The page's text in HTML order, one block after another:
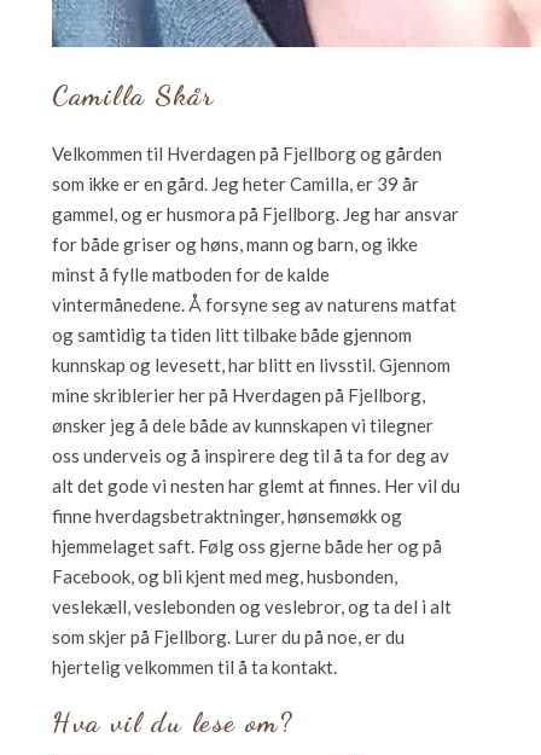
Camilla Skår
Velkommen til Hverdagen på Fjellborg og gården
som ikke er en gård. Jeg heter Camilla, er 39 år
gammel, og er husmora på Fjellborg. Jeg har ansvar
for både griser og høns, mann og barn, og ikke
minst å fylle matboden for de kalde
vintermånedene. Å forsyne seg av naturens matfat
og samtidig ta tiden litt tilbake både gjennom
kunnskap og levesett, har blitt en livsstil. Gjennom
mine skriblerier her på Hverdagen på Fjellborg,
ønsker jeg å dele både av kunnskapen vi tilegner
oss underveis og å inspirere deg til å ta for deg av
alt det gode vi nesten har glemt at finnes. Her vil du
finne hverdagsbetraktninger, hønsemøkk og
hjemmelaget saft. Følg oss gjerne både her og på
Facebook, og bli kjent med meg, husbonden,
veslekæll, veslebonden og veslebror, og ta del i alt
som skjer på Fjellborg. Lurer du på noe, er du
hjertelig velkommen til å ta kontakt.
Hva vil du lese om?